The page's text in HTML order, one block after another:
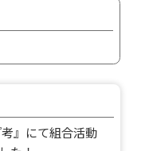
』にて組合活動